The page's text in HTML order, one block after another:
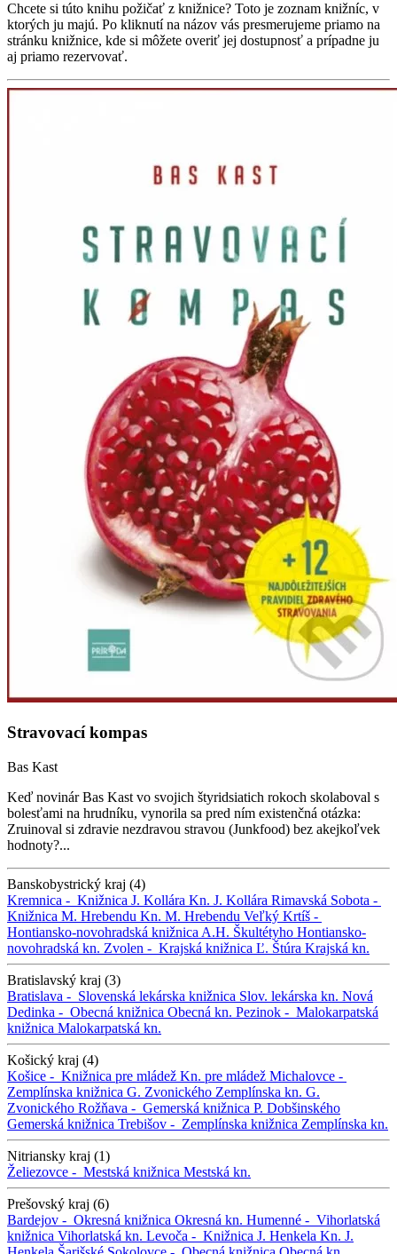
Chcete si túto knihu požičať z knižnice? Toto je zoznam knižníc, v
ktorých ju majú. Po kliknutí na názov vás presmerujeme priamo na
stránku knižnice, kde si môžete overiť jej dostupnosť a prípadne ju
aj priamo rezervovať.
Stravovací kompas
Bas Kast
Keď novinár Bas Kast vo svojich štyridsiatich rokoch skolaboval s
bolesťami na hrudníku, vynorila sa pred ním existenčná otázka:
Zruinoval si zdravie nezdravou stravou (Junkfood) bez akejkoľvek
hodnoty?...
Banskobystrický kraj (4)
Kremnica - Knižnica J. Kollára Kn. J. Kollára Rimavská Sobota -
Knižnica M. Hrebendu Kn. M. Hrebendu Veľký Krtíš -
Hontiansko-novohradská knižnica A.H. Škultétyho Hontiansko-
novohradská kn. Zvolen - Krajská knižnica Ľ. Štúra Krajská kn.
Bratislavský kraj (3)
Bratislava - Slovenská lekárska knižnica Slov. lekárska kn. Nová
Dedinka - Obecná knižnica Obecná kn. Pezinok - Malokarpatská
knižnica Malokarpatská kn.
Košický kraj (4)
Košice - Knižnica pre mládež Kn. pre mládež Michalovce -
Zemplínska knižnica G. Zvonického Zemplínska kn. G.
Zvonického Rožňava - Gemerská knižnica P. Dobšinského
Gemerská knižnica Trebišov - Zemplínska knižnica Zemplínska kn.
Nitriansky kraj (1)
Želiezovce - Mestská knižnica Mestská kn.
Prešovský kraj (6)
Bardejov - Okresná knižnica Okresná kn. Humenné - Vihorlatská
knižnica Vihorlatská kn. Levoča - Knižnica J. Henkela Kn. J.